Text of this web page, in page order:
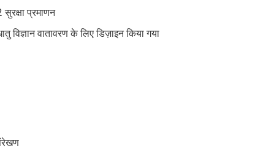
प्रमाणन
विज्ञान वातावरण के लिए डिज़ाइन किया गया